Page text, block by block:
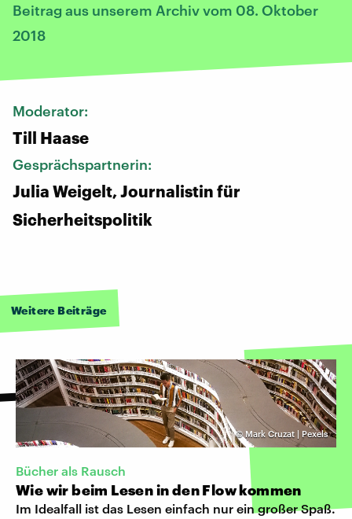
Beitrag aus unserem Archiv vom 08. Oktober
2018
Moderator:
Till Haase
Gesprächspartnerin:
Julia Weigelt, Journalistin für
Sicherheitspolitik
Weitere Beiträge
© Mark Cruzat | Pexels
Bücher als Rausch
Wie wir beim Lesen in den Flow kommen
Im Idealfall ist das Lesen einfach nur ein großer Spaß.